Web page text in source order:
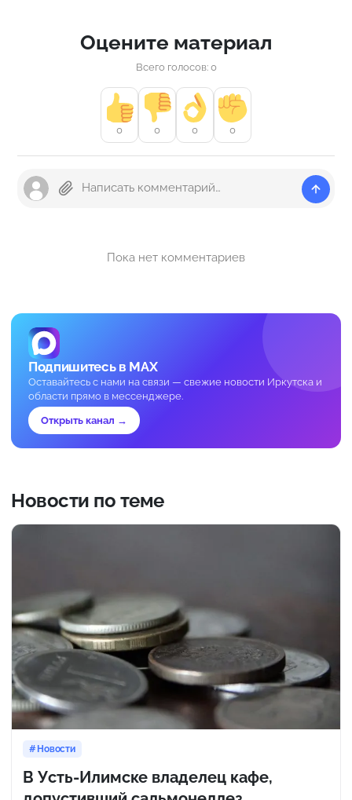
Оцените материал
Всего голосов: 0
0 0 0 0
Пока нет комментариев
Подпишитесь в MAX
Оставайтесь с нами на связи — свежие новости Иркутска и
области прямо в мессенджере.
Открыть канал →
Новости по теме
Новости
В Усть-Илимске владелец кафе,